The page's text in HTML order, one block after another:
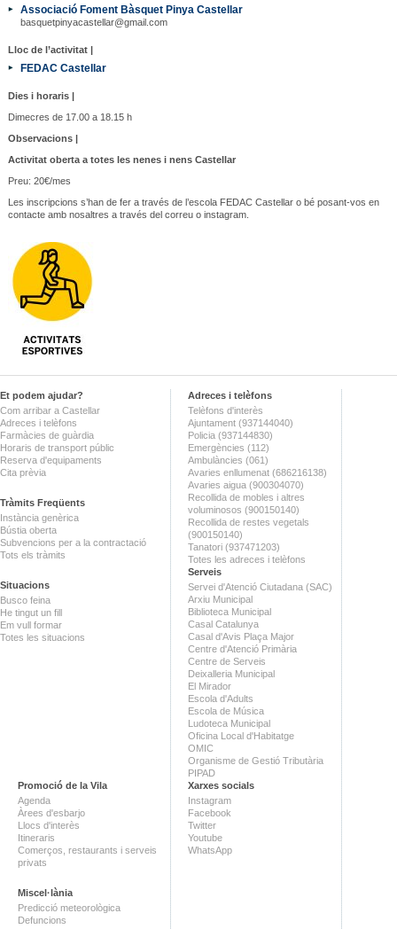
Associació Foment Bàsquet Pinya Castellar
basquetpinyacastellar@gmail.com
Lloc de l’activitat |
FEDAC Castellar
Dies i horaris |
Dimecres de 17.00 a 18.15 h
Observacions |
Activitat oberta a totes les nenes i nens Castellar
Preu: 20€/mes
Les inscripcions s’han de fer a través de l’escola FEDAC Castellar o bé posant-vos en
contacte amb nosaltres a través del correu o instagram.
Et podem ajudar?
Com arribar a Castellar
Adreces i telèfons
Farmàcies de guàrdia
Horaris de transport públic
Reserva d'equipaments
Cita prèvia
Tràmits Freqüents
Instància genèrica
Bústia oberta
Subvencions per a la contractació
Tots els tràmits
Situacions
Busco feina
He tingut un fill
Em vull formar
Totes les situacions
Adreces i telèfons
Telèfons d'interès
Ajuntament (937144040)
Policia (937144830)
Emergències (112)
Ambulàncies (061)
Avaries enllumenat (686216138)
Avaries aigua (900304070)
Recollida de mobles i altres
voluminosos (900150140)
Recollida de restes vegetals
(900150140)
Tanatori (937471203)
Totes les adreces i telèfons
Serveis
Servei d'Atenció Ciutadana (SAC)
Arxiu Municipal
Biblioteca Municipal
Casal Catalunya
Casal d'Avis Plaça Major
Centre d'Atenció Primària
Centre de Serveis
Deixalleria Municipal
El Mirador
Escola d'Adults
Escola de Música
Ludoteca Municipal
Oficina Local d'Habitatge
OMIC
Organisme de Gestió Tributària
PIPAD
Promoció de la Vila
Agenda
Àrees d'esbarjo
Llocs d'interès
Itineraris
Comerços, restaurants i serveis
privats
Miscel·lània
Predicció meteorològica
Defuncions
Xarxes socials
Instagram
Facebook
Twitter
Youtube
WhatsApp